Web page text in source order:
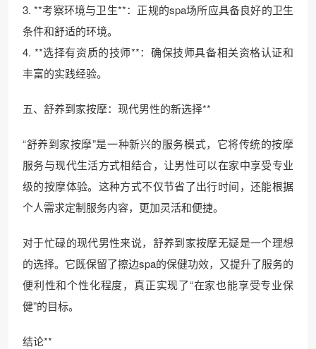
3. **考察环境与卫生**：正规的spa场所应具备良好的卫生
条件和舒适的环境。
4. **选择有资质的技师**：确保技师具备相关资格认证和
丰富的实践经验。
五、舒养到家按摩：现代男性的新选择**
“舒养到家按摩”是一种新兴的服务模式，它将传统的按摩
服务与现代生活方式相结合，让男性可以在家中享受专业
级的按摩体验。这种方式不仅节省了出行时间，还能根据
个人需求定制服务内容，更加灵活和便捷。
对于忙碌的现代男性来说，舒养到家按摩无疑是一个理想
的选择。它既保留了擦边spa的保健功效，又提升了服务的
便利性和个性化程度，真正实现了“在家也能享受专业保
健”的目标。
结论**